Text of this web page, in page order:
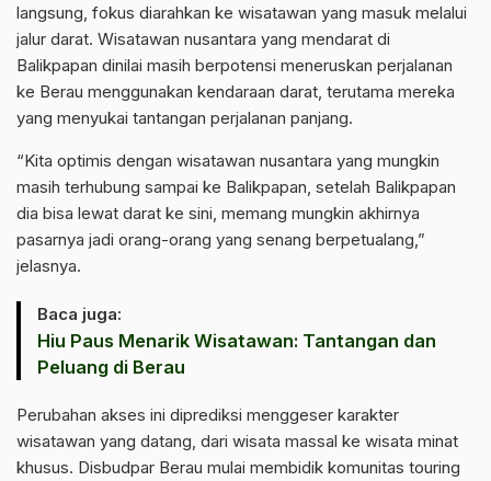
langsung, fokus diarahkan ke wisatawan yang masuk melalui
jalur darat. Wisatawan nusantara yang mendarat di
Balikpapan dinilai masih berpotensi meneruskan perjalanan
ke Berau menggunakan kendaraan darat, terutama mereka
yang menyukai tantangan perjalanan panjang.
“Kita optimis dengan wisatawan nusantara yang mungkin
masih terhubung sampai ke Balikpapan, setelah Balikpapan
dia bisa lewat darat ke sini, memang mungkin akhirnya
pasarnya jadi orang-orang yang senang berpetualang,”
jelasnya.
Baca juga:
Hiu Paus Menarik Wisatawan: Tantangan dan
Peluang di Berau
Perubahan akses ini diprediksi menggeser karakter
wisatawan yang datang, dari wisata massal ke wisata minat
khusus. Disbudpar Berau mulai membidik komunitas touring